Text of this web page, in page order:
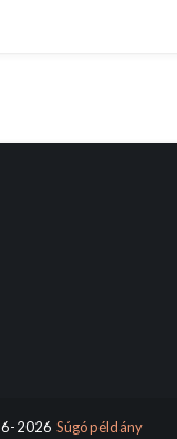
2026 Súgópéldány